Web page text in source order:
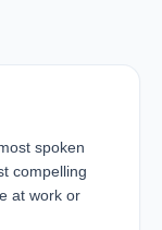
spoken
compelling
at work or